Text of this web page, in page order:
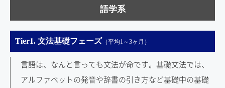
語学系
Tier1. 文法基礎フェーズ （平均1～3ヶ月）
言語は、なんと言っても文法が命です。基礎文法では、
アルファベットの発音や辞書の引き方など基礎中の基礎